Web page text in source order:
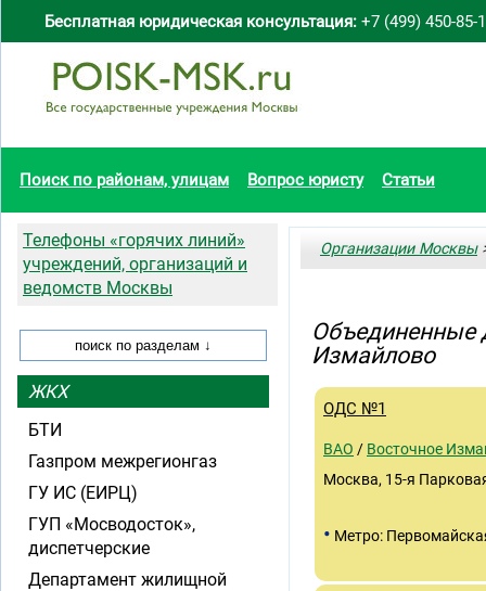
Бесплатная юридическая консультация: +7 (499) 450-85-
Поиск по районам, улицам Вопрос юристу Статьи
Организации Москвы
Объединенные
Измайлово
ОДС №1
ВАО / Восточное
Москва, 15-я
• Метро:
Телефоны «горячих линий»
учреждений, организаций и
ведомств Москвы
ЖКХ
БТИ
Газпром межрегионгаз
ГУ ИС (ЕИРЦ)
ГУП «Мосводосток»,
диспетчерские
Департамент жилищной